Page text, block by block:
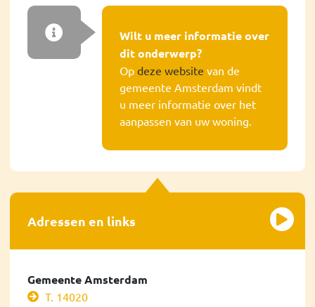
Wilt u meer informatie over
dit onderwerp?
Op deze website van de
gemeente Amsterdam vindt
u meer informatie over het
aanpassen van uw woning.
Adressen en links
Gemeente Amsterdam
T. 14020